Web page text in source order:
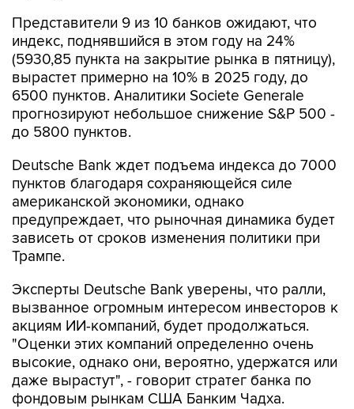
Представители 9 из 10 банков ожидают, что
индекс, поднявшийся в этом году на 24%
(5930,85 пункта на закрытие рынка в пятницу),
вырастет примерно на 10% в 2025 году, до
6500 пунктов. Аналитики Societe Generale
прогнозируют небольшое снижение S&P 500 -
до 5800 пунктов.
Deutsche Bank ждет подъема индекса до 7000
пунктов благодаря сохраняющейся силе
американской экономики, однако
предупреждает, что рыночная динамика будет
зависеть от сроков изменения политики при
Трампе.
Эксперты Deutsche Bank уверены, что ралли,
вызванное огромным интересом инвесторов к
акциям ИИ-компаний, будет продолжаться.
"Оценки этих компаний определенно очень
высокие, однако они, вероятно, удержатся или
даже вырастут", - говорит стратег банка по
фондовым рынкам США Банким Чадха.